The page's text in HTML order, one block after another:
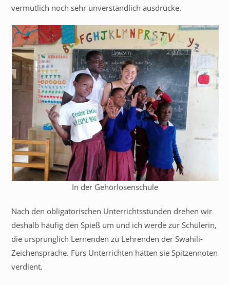
vermutlich noch sehr unverständlich ausdrücke.
In der Gehörlosenschule
Nach den obligatorischen Unterrichtsstunden drehen wir
deshalb häufig den Spieß um und ich werde zur Schülerin,
die ursprünglich Lernenden zu Lehrenden der Swahili-
Zeichensprache. Fürs Unterrichten hätten sie Spitzennoten
verdient.